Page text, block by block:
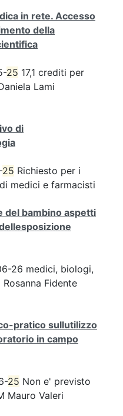
in rete. Accesso
della
25 17,1 crediti per
Lami
di
25 Richiesto per i
medici e farmacisti
del bambino aspetti
26 medici, biologi,
Fidente
pratico sullutilizzo
in campo
25 Non e' previsto
Mauro Valeri